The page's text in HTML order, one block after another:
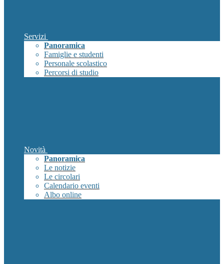
Servizi
Panoramica
Famiglie e studenti
Personale scolastico
Percorsi di studio
Novità
Panoramica
Le notizie
Le circolari
Calendario eventi
Albo online